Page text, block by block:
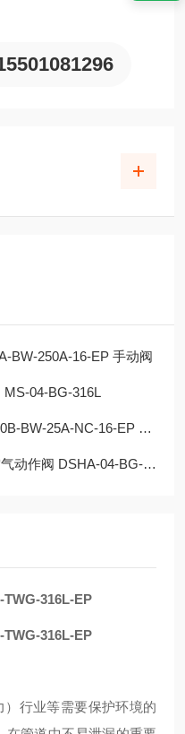
BW-250A-16-EP 手动阀
MS-04-BG-316L
25A-NC-16-EP 手动阀
04-BG-NC-316L-EP 华北
316L-EP
316L-EP
行业等需要保护环境的